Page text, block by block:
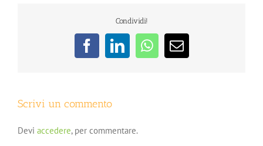
Condividi!
FacebookLinkedInWhatsApp
Email
Scrivi un commento
Devi accedere, per commentare.